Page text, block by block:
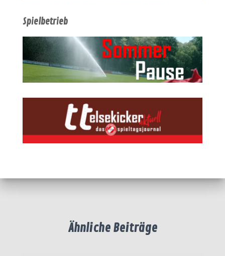
Spielbetrieb
Ähnliche Beiträge